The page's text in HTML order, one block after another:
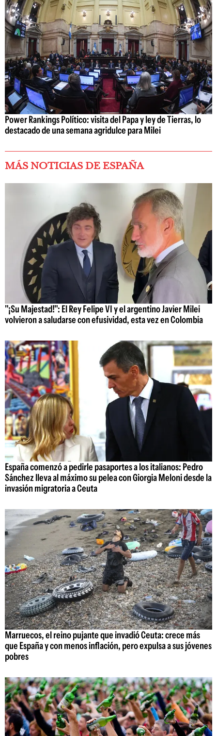
Power Rankings Político: visita del Papa y ley de Tierras, lo
destacado de una semana agridulce para Milei
MÁS NOTICIAS DE ESPAÑA
"¡Su Majestad!": El Rey Felipe VI y el argentino Javier Milei
volvieron a saludarse con efusividad, esta vez en Colombia
España comenzó a pedirle pasaportes a los italianos: Pedro
Sánchez lleva al máximo su pelea con Giorgia Meloni desde la
invasión migratoria a Ceuta
Marruecos, el reino pujante que invadió Ceuta: crece más
que España y con menos inflación, pero expulsa a sus jóvenes
pobres